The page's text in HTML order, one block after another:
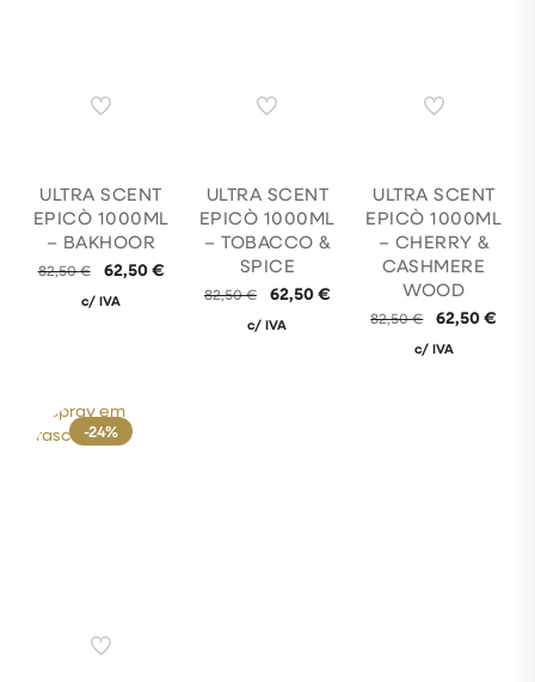
ULTRA SCENT
EPICÒ 1000ML
– BAKHOOR
82,50€ 62,50€
c/ IVA
ULTRA SCENT
EPICÒ 1000ML
– TOBACCO &
SPICE
82,50€ 62,50€
c/ IVA
ULTRA SCENT
EPICÒ 1000ML
– CHERRY &
CASHMERE
WOOD
82,50€ 62,50€
c/ IVA
-24%